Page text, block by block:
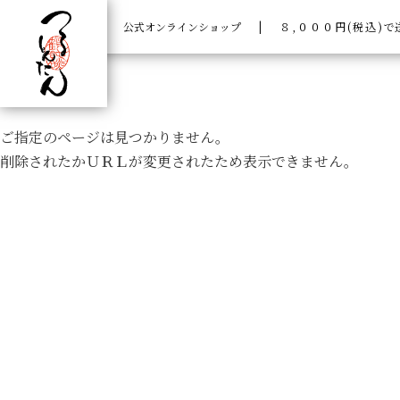
公式オンラインショップ | ８,０００円(税込)で
ご指定のページは見つかりません。
削除されたかＵＲＬが変更されたため表示できません。